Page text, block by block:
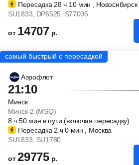
Пересадка 28ч 10 мин , Новосибирск
SU1833 , DP6525 , S77005
от 14707 р.
Аэрофлот
21:10
Минск
Минск-2 (MSQ)
8ч 50 мин в пути (включая пересадку)
Пересадка 2 ч0 мин , Москва
SU1833 , SU1780
от29775 р.